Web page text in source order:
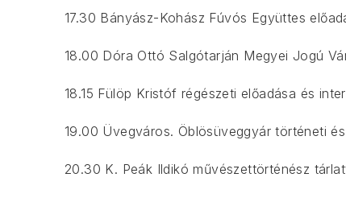
17.30 Bányász-Kohász Fúvós Együttes
18.00 Dóra Ottó Salgótarján Megyei Jogú
18.15 Fülöp Kristóf régészeti előadása és
19.00 Üvegváros. Öblösüveggyár történeti
20.30 K. Peák Ildikó művészettörténész